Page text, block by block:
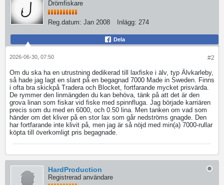
Drömfiskare
Reg.datum: Jan 2008 Inlägg: 274
Dela
#2
2026-06-30, 07:50
Om du ska ha en utrustning dedikerad till laxfiske i älv, typ Älvkarleby,
så hade jag lagt en slant på en begagnad 7000 Made in Sweden. Finns
i ofta bra skickpå Tradera och Blocket, fortfarande mycket prisvärda.
De rymmer den linmängden du kan behöva, tänk på att det är den
grova linan som fiskar vid fiske med spinnfluga. Jag började karriären
precis som du med en 6000, och 0.50 lina. Men tanken om vad som
händer om det kliver på en stor lax som går nedströms gnagde. Den
har fortfarande inte klivit på, men jag är så nöjd med min(a) 7000-rullar
köpta till överkomligt pris begagnade.
HardProduction
Registrerad användare